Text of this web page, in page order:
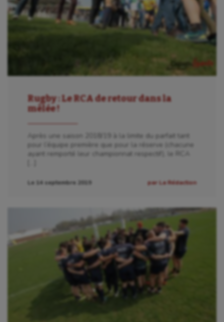
Rugby : Le RCA de retour dans la
mêlée !
Après une saison 2018/19 à la limite du parfait tant
pour l’équipe première que pour la réserve (chacune
ayant remporté leur championnat respectif), le RCA
Le 14 septembre 2019 par La Rédaction